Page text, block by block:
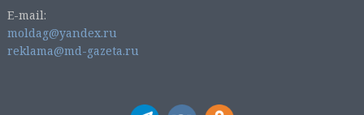
E-mail:
moldag@yandex.ru
reklama@md-gazeta.ru